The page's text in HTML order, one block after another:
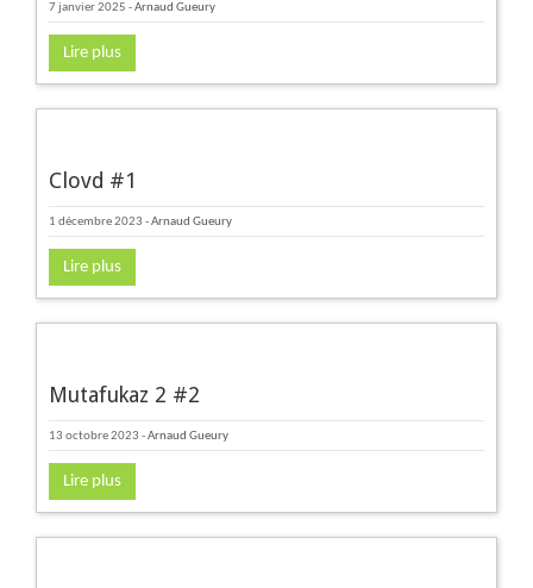
7 janvier 2025 -Arnaud Gueury
Lire plus
Clovd #1
1 décembre 2023 -Arnaud Gueury
Lire plus
Mutafukaz 2 #2
13 octobre 2023 -Arnaud Gueury
Lire plus